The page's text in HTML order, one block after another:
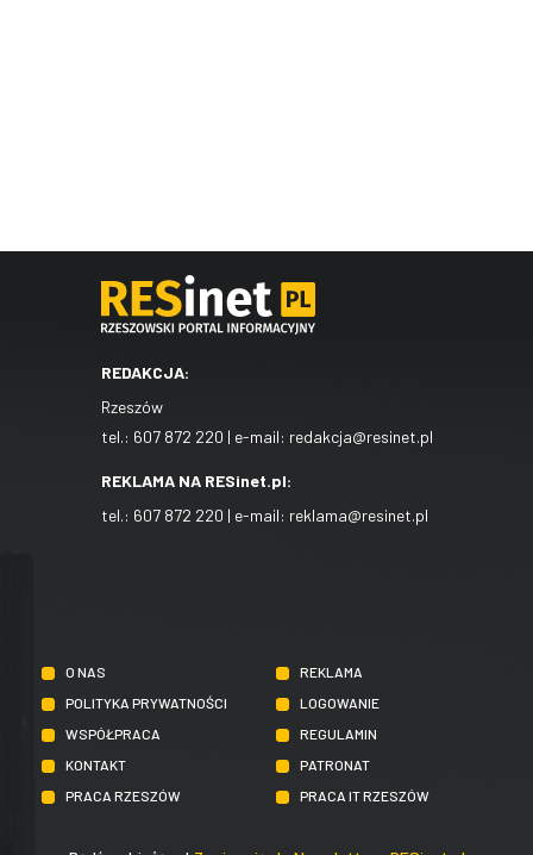
REDAKCJA:
Rzeszów
tel.: 607 872 220 | e-mail: redakcja@resinet.pl
REKLAMA NA RESinet.pl:
tel.: 607 872 220 | e-mail: reklama@resinet.pl
O NAS
REKLAMA
POLITYKA PRYWATNOŚCI
LOGOWANIE
WSPÓŁPRACA
REGULAMIN
KONTAKT
PATRONAT
PRACA RZESZÓW
PRACA IT RZESZÓW